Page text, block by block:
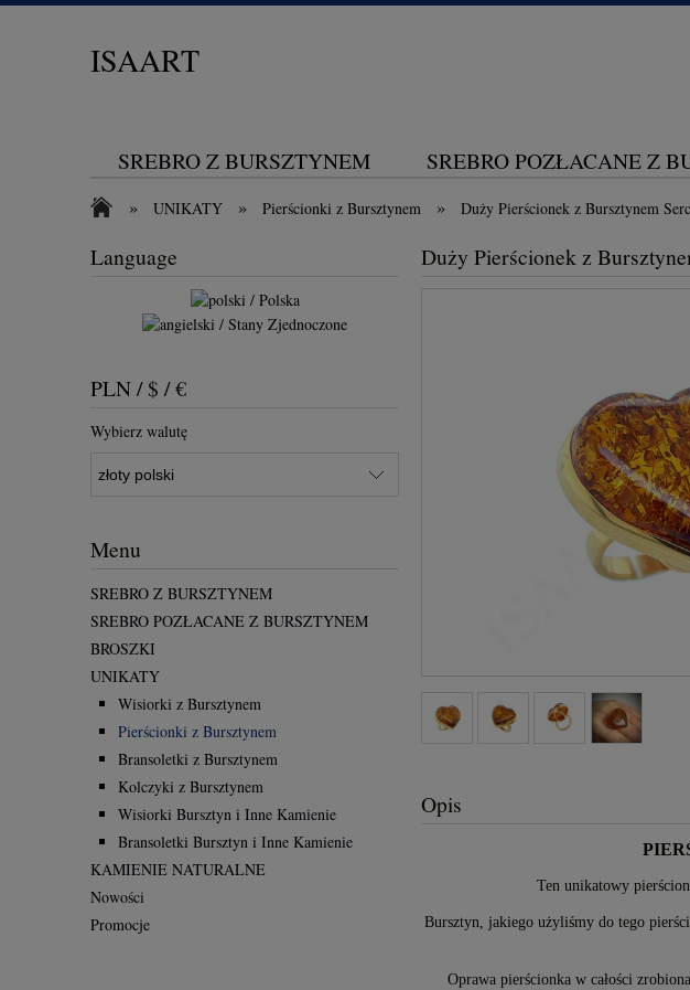
ISAART
SREBRO Z BURSZTYNEM SREBRO POZŁACANE Z
KONTAKT
» UNIKATY » Pierścionki z Bursztynem » Duży Pierścionek z Bursztynem
Language
PLN / $ / €
Wybierz walutę
Menu
SREBRO Z BURSZTYNEM
SREBRO POZŁACANE Z BURSZTYNEM
BROSZKI
UNIKATY
Wisiorki z Bursztynem
Pierścionki z Bursztynem
Bransoletki z Bursztynem
Kolczyki z Bursztynem
Wisiorki Bursztyn i Inne Kamienie
Bransoletki Bursztyn i Inne Kamienie
KAMIENIE NATURALNE
Nowości
Promocje
Duży Pierścionek z
Opis
Ten unikatowy
Bursztyn, jakiego użyliśmy do tego
Oprawa pierścionka w całości